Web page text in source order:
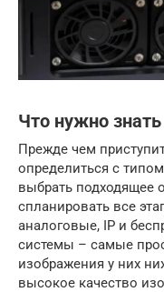
Что нужно
Прежде чем
определиться с
выбрать подходящее
спланировать все
аналоговые, IP и
системы – самые
изображения у них
высокое качество